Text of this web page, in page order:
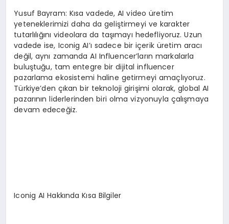
Yusuf Bayram: Kısa vadede, AI video üretim
yeteneklerimizi daha da geliştirmeyi ve karakter
tutarlılığını videolara da taşımayı hedefliyoruz. Uzun
vadede ise, Iconig AI’ı sadece bir içerik üretim aracı
değil, aynı zamanda AI Influencer’ların markalarla
buluştuğu, tam entegre bir dijital influencer
pazarlama ekosistemi haline getirmeyi amaçlıyoruz.
Türkiye’den çıkan bir teknoloji girişimi olarak, global AI
pazarının liderlerinden biri olma vizyonuyla çalışmaya
devam edeceğiz.
Iconig AI Hakkında Kısa Bilgiler